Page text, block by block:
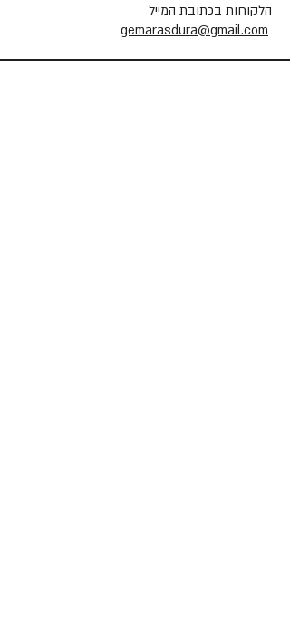
הלקוחות בכתובת המייל
gemarasdura@gmail.com